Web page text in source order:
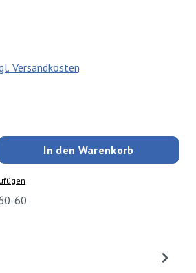
Versandkosten
Gib den gewünschten Wert
In den Warenkorb
60